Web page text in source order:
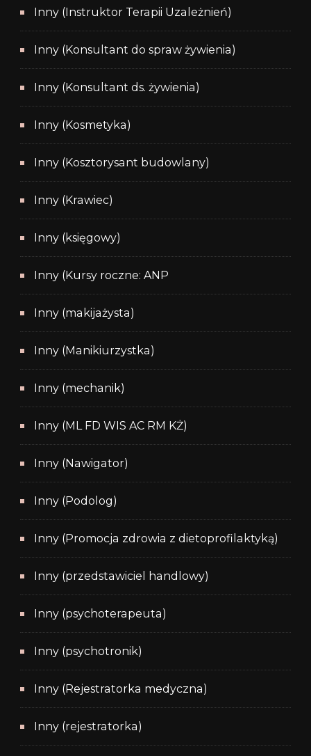
Inny (Instruktor Terapii Uzależnień)
Inny (Konsultant do spraw żywienia)
Inny (Konsultant ds. żywienia)
Inny (Kosmetyka)
Inny (Kosztorysant budowlany)
Inny (Krawiec)
Inny (księgowy)
Inny (Kursy roczne: ANP
Inny (makijażysta)
Inny (Manikiurzystka)
Inny (mechanik)
Inny (ML FD WIS AC RM KŻ)
Inny (Nawigator)
Inny (Podolog)
Inny (Promocja zdrowia z dietoprofilaktyką)
Inny (przedstawiciel handlowy)
Inny (psychoterapeuta)
Inny (psychotronik)
Inny (Rejestratorka medyczna)
Inny (rejestratorka)